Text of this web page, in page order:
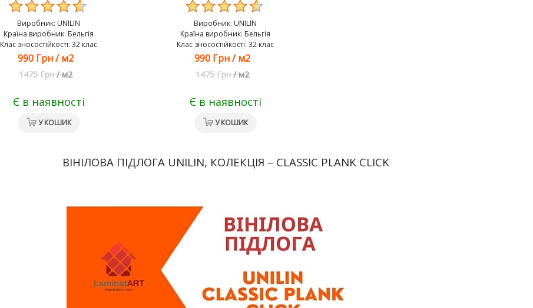
Виробник: UNILIN
Країна виробник: Бельгія
Клас зносостійкості: 32 клас
990 Грн /м2
1475 Грн /м2
Є в наявності
У КОШИК
Виробник: UNILIN
Країна виробник: Бельгія
Клас зносостійкості: 32 клас
990 Грн /м2
1475 Грн /м2
Є в наявності
У КОШИК
ВІНІЛОВА ПІДЛОГА UNILIN, КОЛЕКЦІЯ – CLASSIC PLANK CLICK